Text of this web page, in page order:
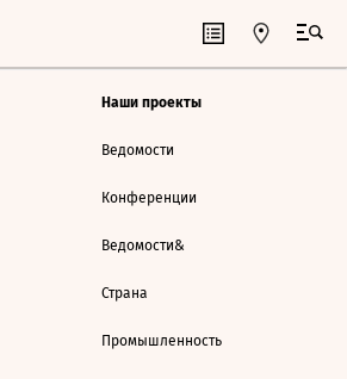
Наши проекты
Ведомости
Конференции
Ведомости&
Страна
Промышленность